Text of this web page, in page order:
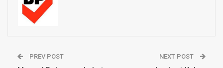
PREV POST NEXT POST